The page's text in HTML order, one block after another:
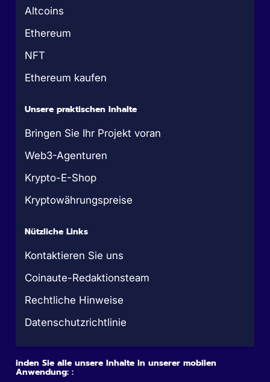
Altcoins
Ethereum
NFT
Ethereum kaufen
Unsere praktischen Inhalte
Bringen Sie Ihr Projekt voran
Web3-Agenturen
Krypto-E-Shop
Kryptowährungspreise
Nützliche Links
Kontaktieren Sie uns
Coinaute-Redaktionsteam
Rechtliche Hinweise
Datenschutzrichtlinie
inden Sie alle unsere Inhalte in unserer mobilen
Anwendung: :